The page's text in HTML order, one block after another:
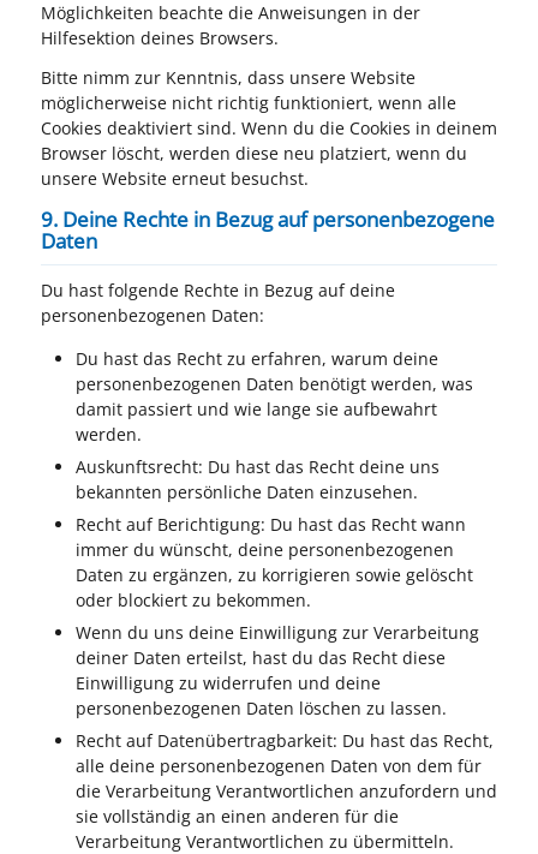
Möglichkeiten beachte die Anweisungen in der
Hilfesektion deines Browsers.
Bitte nimm zur Kenntnis, dass unsere Website
möglicherweise nicht richtig funktioniert, wenn alle
Cookies deaktiviert sind. Wenn du die Cookies in deinem
Browser löscht, werden diese neu platziert, wenn du
unsere Website erneut besuchst.
9. Deine Rechte in Bezug auf personenbezogene
Daten
Du hast folgende Rechte in Bezug auf deine
personenbezogenen Daten:
Du hast das Recht zu erfahren, warum deine
personenbezogenen Daten benötigt werden, was
damit passiert und wie lange sie aufbewahrt
werden.
Auskunftsrecht: Du hast das Recht deine uns
bekannten persönliche Daten einzusehen.
Recht auf Berichtigung: Du hast das Recht wann
immer du wünscht, deine personenbezogenen
Daten zu ergänzen, zu korrigieren sowie gelöscht
oder blockiert zu bekommen.
Wenn du uns deine Einwilligung zur Verarbeitung
deiner Daten erteilst, hast du das Recht diese
Einwilligung zu widerrufen und deine
personenbezogenen Daten löschen zu lassen.
Recht auf Datenübertragbarkeit: Du hast das Recht,
alle deine personenbezogenen Daten von dem für
die Verarbeitung Verantwortlichen anzufordern und
sie vollständig an einen anderen für die
Verarbeitung Verantwortlichen zu übermitteln.